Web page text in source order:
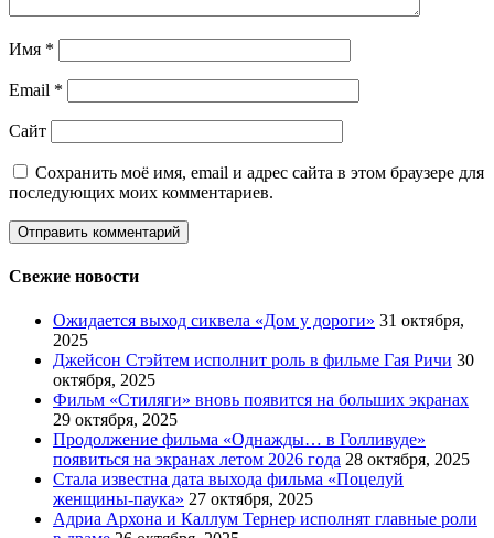
Имя *
Email *
Сайт
Сохранить моё имя, email и адрес сайта в этом браузере для
последующих моих комментариев.
Свежие новости
Ожидается выход сиквела «Дом у дороги» 31 октября,
2025
Джейсон Стэйтем исполнит роль в фильме Гая Ричи 30
октября, 2025
Фильм «Стиляги» вновь появится на больших экранах
29 октября, 2025
Продолжение фильма «Однажды… в Голливуде»
появиться на экранах летом 2026 года 28 октября, 2025
Стала известна дата выхода фильма «Поцелуй
женщины-паука» 27 октября, 2025
Адриа Архона и Каллум Тернер исполнят главные роли